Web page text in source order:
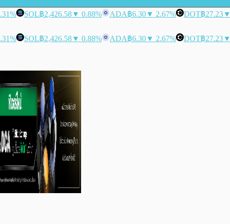
SOL฿2,426.58▼ 0.88% ADA฿6.30▼ 2.67% DOT฿27.23
SOL฿2,426.58▼ 0.88% ADA฿6.30▼ 2.67% DOT฿27.23